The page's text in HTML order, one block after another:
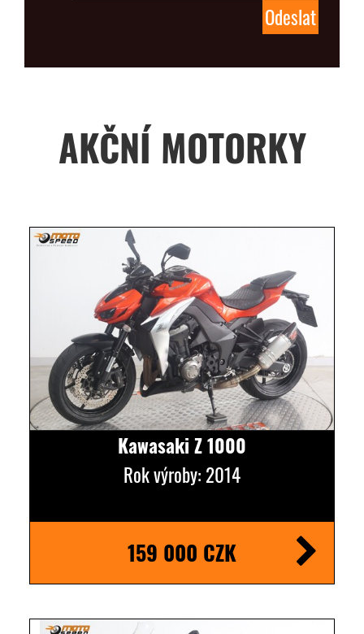
AKČNÍ MOTORKY
Kawasaki Z 1000
Rok výroby: 2014
159 000 CZK